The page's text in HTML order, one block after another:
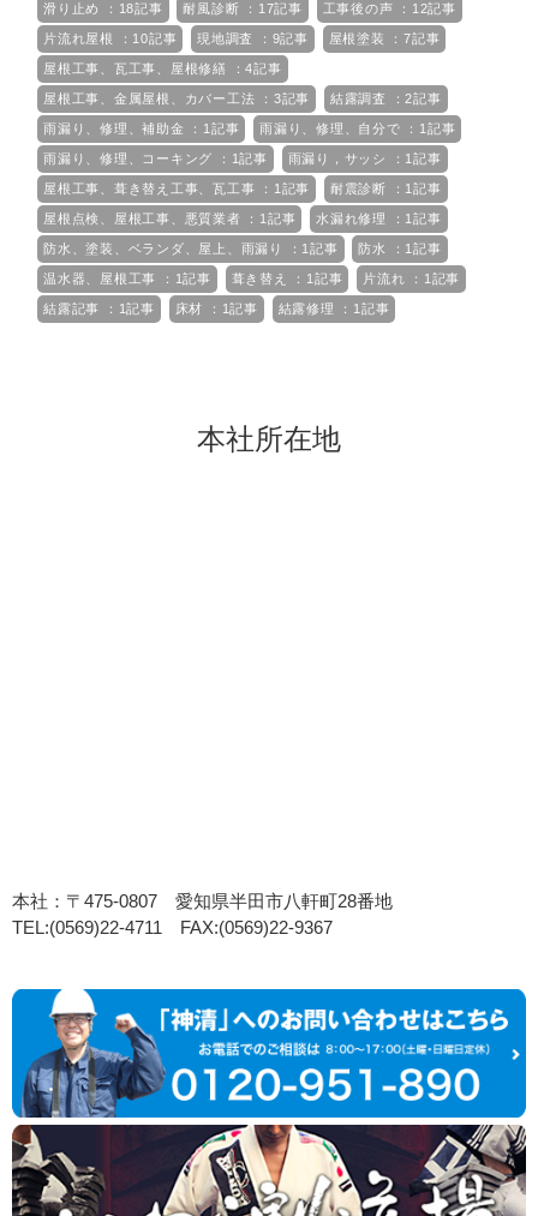
滑り止め ：18記事 耐風診断 ：17記事 工事後の声 ：12記事
片流れ屋根 ：10記事 現地調査 ：9記事 屋根塗装 ：7記事
屋根工事、瓦工事、屋根修繕 ：4記事
屋根工事、金属屋根、カバー工法 ：3記事 結露調査 ：2記事
雨漏り、修理、補助金 ：1記事 雨漏り、修理、自分で ：1記事
雨漏り、修理、コーキング ：1記事 雨漏り，サッシ ：1記事
屋根工事、葺き替え工事、瓦工事 ：1記事 耐震診断 ：1記事
屋根点検、屋根工事、悪質業者 ：1記事 水漏れ修理 ：1記事
防水、塗装、ベランダ、屋上、雨漏り ：1記事 防水 ：1記事
温水器、屋根工事 ：1記事 葺き替え ：1記事 片流れ ：1記事
結露記事 ：1記事 床材 ：1記事 結露修理 ：1記事
本社所在地
本社：〒475-0807 愛知県半田市八軒町28番地
TEL:(0569)22-4711 FAX:(0569)22-9367